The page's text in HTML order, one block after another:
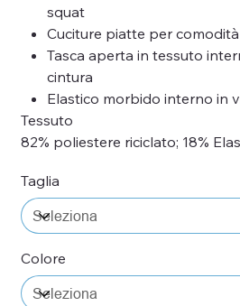
squat
Cuciture piatte per comodità
Tasca aperta in tessuto
cintura
Elastico morbido interno in
Tessuto
82% poliestere riciclato; 18%
Taglia
Colore